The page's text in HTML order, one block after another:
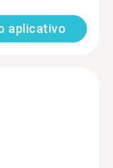
aplicativo